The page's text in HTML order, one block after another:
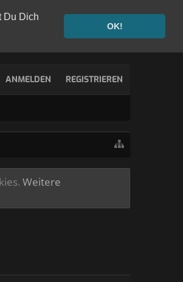
Du Dich
OK!
ANMELDEN REGISTRIEREN
Weitere